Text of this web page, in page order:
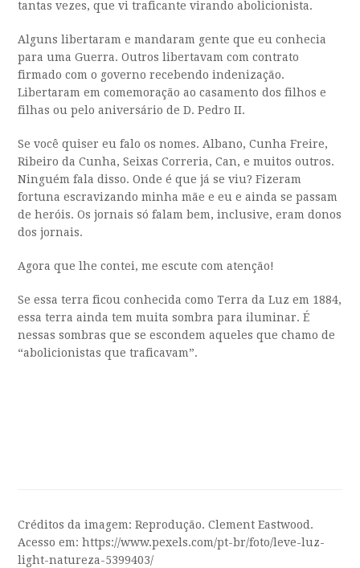
tantas vezes, que vi traficante virando abolicionista.
Alguns libertaram e mandaram gente que eu conhecia
para uma Guerra. Outros libertavam com contrato
firmado com o governo recebendo indenização.
Libertaram em comemoração ao casamento dos filhos e
filhas ou pelo aniversário de D. Pedro II.
Se você quiser eu falo os nomes. Albano, Cunha Freire,
Ribeiro da Cunha, Seixas Correria, Can, e muitos outros.
Ninguém fala disso. Onde é que já se viu? Fizeram
fortuna escravizando minha mãe e eu e ainda se passam
de heróis. Os jornais só falam bem, inclusive, eram donos
dos jornais.
Agora que lhe contei, me escute com atenção!
Se essa terra ficou conhecida como Terra da Luz em 1884,
essa terra ainda tem muita sombra para iluminar. É
nessas sombras que se escondem aqueles que chamo de
“abolicionistas que traficavam”.
Créditos da imagem: Reprodução. Clement Eastwood.
Acesso em: https://www.pexels.com/pt-br/foto/leve-luz-
light-natureza-5399403/